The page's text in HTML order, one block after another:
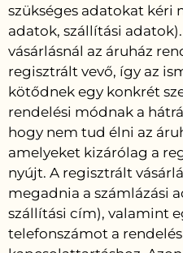
szükséges adatokat kéri
adatok, szállítási
vásárlásnál az áruház
regisztrált vevő, így az
kötődnek egy konkrét
rendelési módnak a
hogy nem tud élni az
amelyeket kizárólag a
nyújt. A regisztrált
megadnia a számlázási
szállítási cím), valamint
telefonszámot a